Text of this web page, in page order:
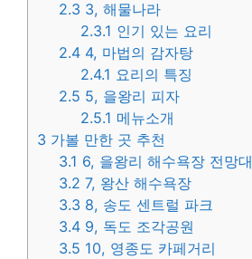
2.3 3, 해물나라
2.3.1 인기 있는 요리
2.4 4, 마법의 감자탕
2.4.1 요리의 특징
2.5 5, 을왕리 피자
2.5.1 메뉴소개
3 가볼 만한 곳 추천
3.1 6, 을왕리 해수욕장 전망대
3.2 7, 왕산 해수욕장
3.3 8, 송도 센트럴 파크
3.4 9, 독도 조각공원
3.5 10, 영종도 카페거리